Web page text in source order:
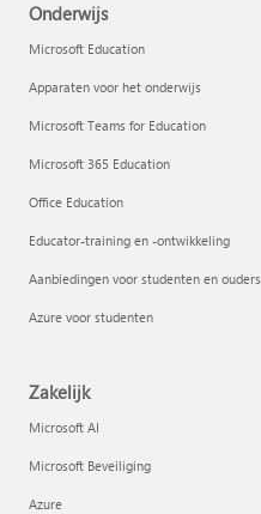
Onderwijs
Microsoft Education
Apparaten voor het onderwijs
Microsoft Teams for Education
Microsoft 365 Education
Office Education
Educator-training en -ontwikkeling
Aanbiedingen voor studenten en ouders
Azure voor studenten
Zakelijk
Microsoft AI
Microsoft Beveiliging
Azure